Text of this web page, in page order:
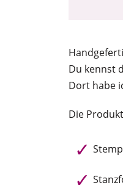
Du kennst
Dort habe
Die